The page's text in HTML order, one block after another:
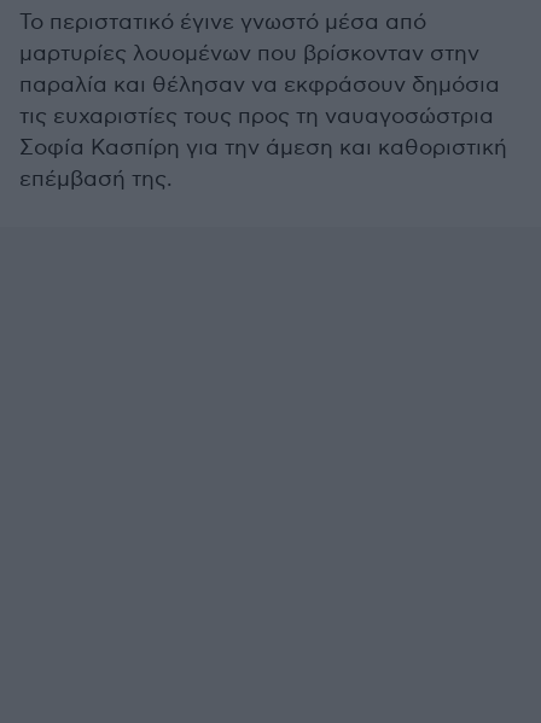
Το περιστατικό έγινε γνωστό μέσα από
μαρτυρίες λουομένων που βρίσκονταν στην
παραλία και θέλησαν να εκφράσουν δημόσια
τις ευχαριστίες τους προς τη ναυαγοσώστρια
Σοφία Κασπίρη για την άμεση και καθοριστική
επέμβασή της.